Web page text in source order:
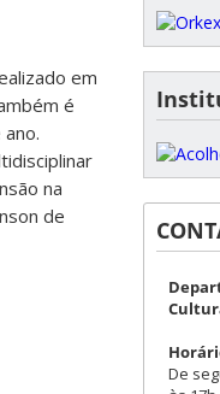
em
é
na
de
De